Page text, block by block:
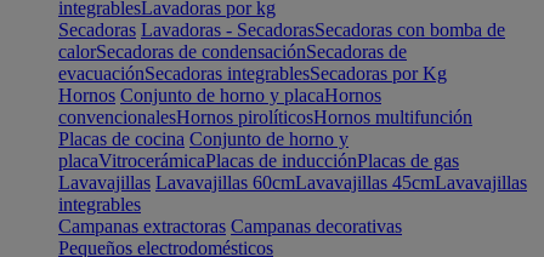
integrablesLavadoras por kg
Secadoras Lavadoras - SecadorasSecadoras con bomba de
calorSecadoras de condensaciónSecadoras de
evacuaciónSecadoras integrablesSecadoras por Kg
Hornos Conjunto de horno y placaHornos
convencionalesHornos pirolíticosHornos multifunción
Placas de cocina Conjunto de horno y
placaVitrocerámicaPlacas de inducciónPlacas de gas
Lavavajillas Lavavajillas 60cmLavavajillas 45cmLavavajillas
integrables
Campanas extractoras Campanas decorativas
Pequeños electrodomésticos